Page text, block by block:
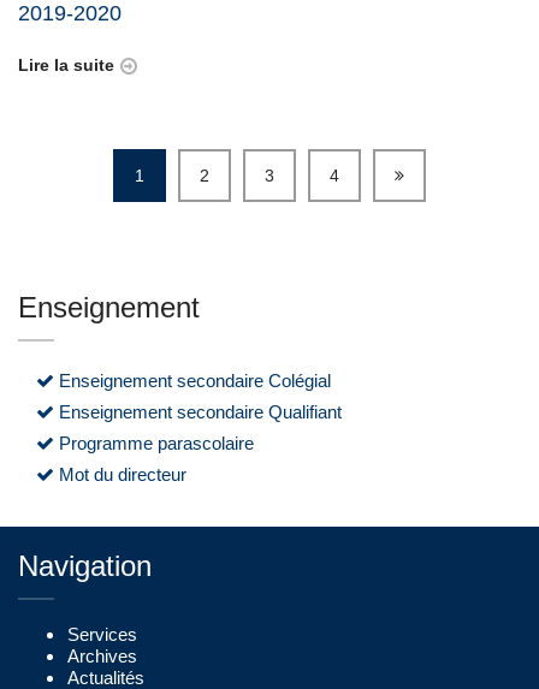
2019-2020
Lire la suite
1 2 3 4
Enseignement
Enseignement secondaire Colégial
Enseignement secondaire Qualifiant
Programme parascolaire
Mot du directeur
Navigation
Services
Archives
Actualités